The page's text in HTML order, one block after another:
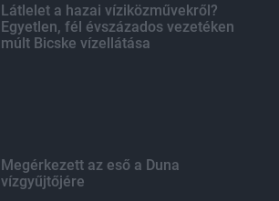
Látlelet a hazai víziközművekről?
Egyetlen, fél évszázados vezetéken
múlt Bicske vízellátása
Megérkezett az eső a Duna
vízgyűjtőjére